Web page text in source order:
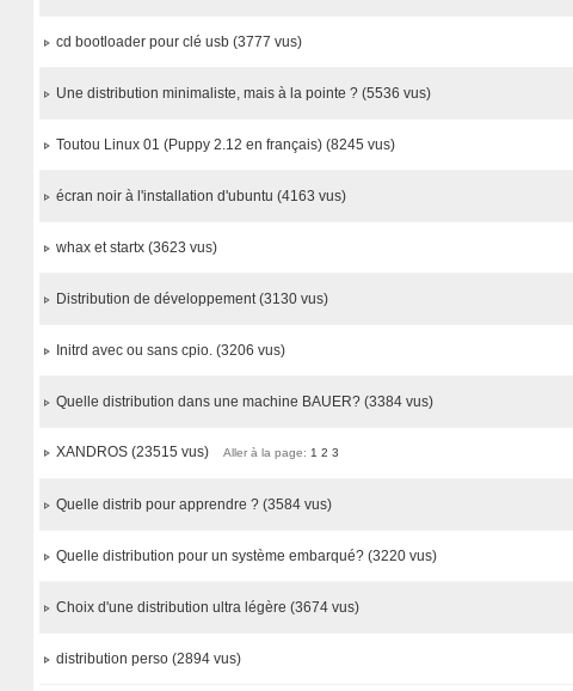
cd bootloader pour clé usb (3777 vus)
Une distribution minimaliste, mais à la pointe ? (5536 vus)
Toutou Linux 01 (Puppy 2.12 en français) (8245 vus)
écran noir à l'installation d'ubuntu (4163 vus)
whax et startx (3623 vus)
Distribution de développement (3130 vus)
Initrd avec ou sans cpio. (3206 vus)
Quelle distribution dans une machine BAUER? (3384 vus)
XANDROS (23515 vus) Aller à la page: 1 2 3
Quelle distrib pour apprendre ? (3584 vus)
Quelle distribution pour un système embarqué? (3220 vus)
Choix d'une distribution ultra légère (3674 vus)
distribution perso (2894 vus)